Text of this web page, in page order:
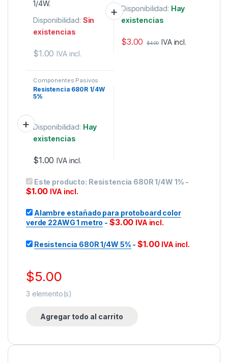
Disponibilidad: Sin
existencias
$1.00 IVA incl.
Disponibilidad: Hay
existencias
$3.00 $4.00 IVA incl.
Componentes Pasivos
Resistencia 680R 1/4W
5%
Disponibilidad: Hay
existencias
$1.00 IVA incl.
Este producto: Resistencia 680R 1/4W 1% -
$1.00 IVA incl.
Alambre estañado para protoboard color
verde 22AWG 1 metro - $3.00 IVA incl.
Resistencia 680R 1/4W 5% -$1.00 IVA incl.
$5.00
3 elemento(s)
Agregar todo al carrito